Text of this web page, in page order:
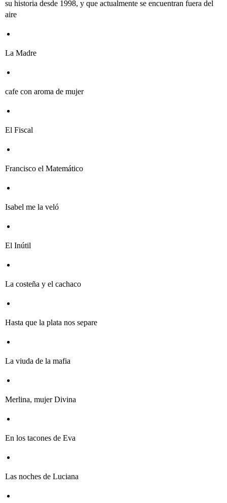
su historia desde 1998, y que actualmente se encuentran fuera del
aire
La Madre
cafe con aroma de mujer
El Fiscal
Francisco el Matemático
Isabel me la veló
El Inútil
La costeña y el cachaco
Hasta que la plata nos separe
La viuda de la mafia
Merlina, mujer Divina
En los tacones de Eva
Las noches de Luciana